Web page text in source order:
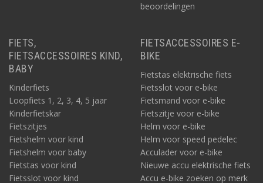
beoordelingen
FIETS,
FIETSACCESSOIRES KIND,
BABY
Kinderfiets
Loopfiets 1, 2, 3, 4, 5 jaar
Kinderfietskar
Fietszitjes
Fietshelm voor kind
Fietshelm voor baby
Fietstas voor kind
Fietsslot voor kind
FIETSACCESSOIRES E-
BIKE
Fietstas elektrische fiets
Fietsslot voor e-bike
Fietsmand voor e-bike
Fietszitje voor e-bike
Helm voor e-bike
Helm voor speed pedelec
Acculader voor e-bike
Nieuwe accu elektrische fiets
Accu e-bike zoeken op merk